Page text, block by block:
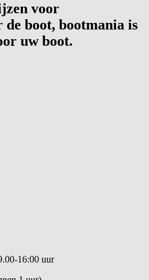
voor
boot, bootmania is
uw boot.
16:00 uur